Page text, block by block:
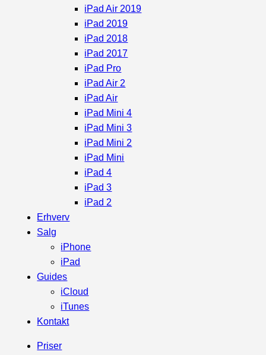
iPad Air 2019
iPad 2019
iPad 2018
iPad 2017
iPad Pro
iPad Air 2
iPad Air
iPad Mini 4
iPad Mini 3
iPad Mini 2
iPad Mini
iPad 4
iPad 3
iPad 2
Erhverv
Salg
iPhone
iPad
Guides
iCloud
iTunes
Kontakt
Priser